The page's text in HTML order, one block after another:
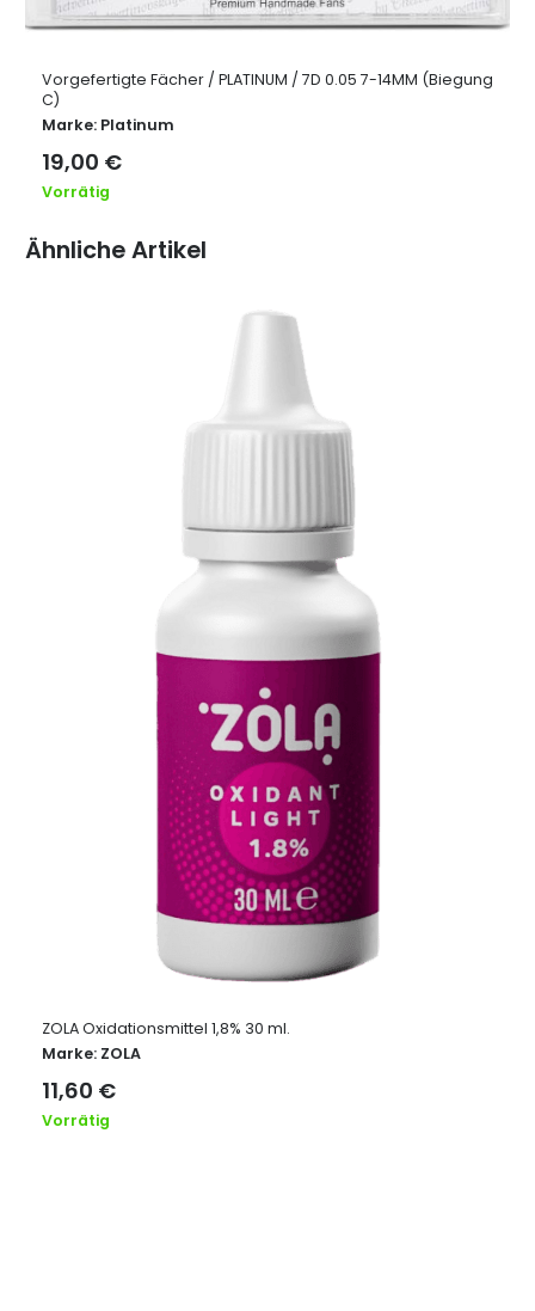
Vorgefertigte Fächer / PLATINUM / 7D 0.05 7-14MM (Biegung
C)
Marke: Platinum
19,00 €
Vorrätig
Ähnliche Artikel
ZOLA Oxidationsmittel 1,8% 30 ml.
Marke: ZOLA
11,60 €
Vorrätig